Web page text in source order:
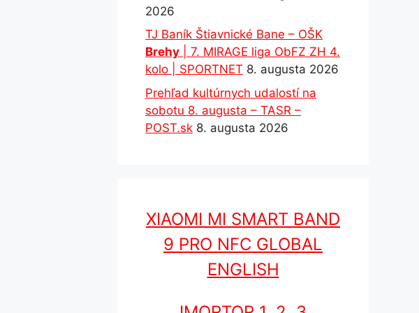
2026
TJ Baník Štiavnické Bane – OŠK
Brehy | 7. MIRAGE liga ObFZ ZH 4.
kolo | SPORTNET 8. augusta 2026
Prehľad kultúrnych udalostí na
sobotu 8. augusta – TASR –
POST.sk 8. augusta 2026
XIAOMI MI SMART BAND
9 PRO NFC GLOBAL
ENGLISH